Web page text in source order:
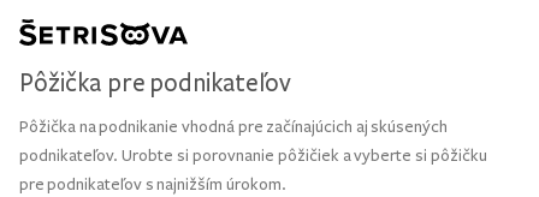
Pôžička pre podnikateľov
Pôžička na podnikanie vhodná pre začínajúcich aj skúsených
podnikateľov. Urobte si porovnanie pôžičiek a vyberte si pôžičku
pre podnikateľov s najnižším úrokom.